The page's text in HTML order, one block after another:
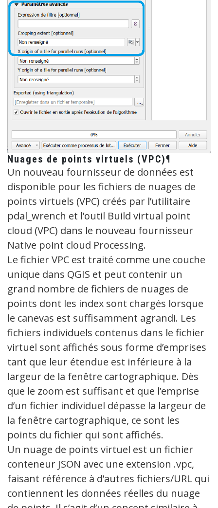
Nuages de points virtuels (VPC)¶
Un nouveau fournisseur de données est
disponible pour les fichiers de nuages de
points virtuels (VPC) créés par l’utilitaire
pdal_wrench et l’outil Build virtual point
cloud (VPC) dans le nouveau fournisseur
Native point cloud Processing.
Le fichier VPC est traité comme une couche
unique dans QGIS et peut contenir un
grand nombre de fichiers de nuages de
points dont les index sont chargés lorsque
le canevas est suffisamment agrandi. Les
fichiers individuels contenus dans le fichier
virtuel sont affichés sous forme d’emprises
tant que leur étendue est inférieure à la
largeur de la fenêtre cartographique. Dès
que le zoom est suffisant et que l’emprise
d’un fichier individuel dépasse la largeur de
la fenêtre cartographique, ce sont les
points du fichier qui sont affichés.
Un nuage de points virtuel est un fichier
conteneur JSON avec une extension .vpc,
faisant référence à d’autres fichiers/URL qui
contiennent les données réelles du nuage